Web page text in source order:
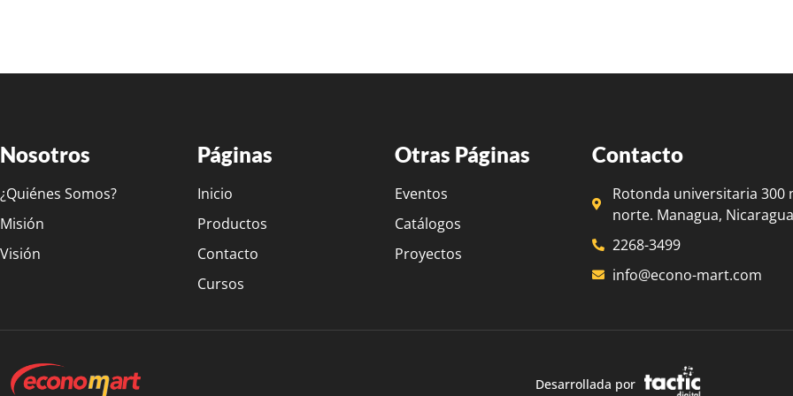
Nosotros
¿Quiénes Somos?
Misión
Visión
Páginas
Inicio
Productos
Contacto
Cursos
Otras Páginas
Eventos
Catálogos
Proyectos
Contacto
Rotonda universitaria 300
norte. Managua,
2268-3499
info@econo-mart.com
Desarrollada por